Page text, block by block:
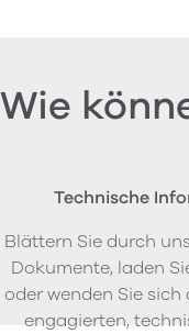
Wie
Technische
Blättern Sie durch
Dokumente, laden
oder wenden Sie
engagierten,